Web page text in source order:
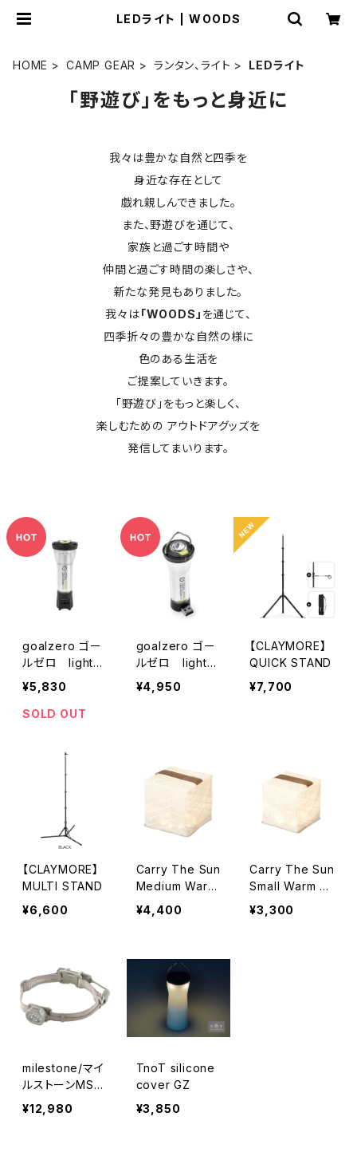
LEDライト | WOODS
HOME CAMP GEAR ランタン、ライト LEDライト
「野遊び」をもっと身近に
我々は豊かな自然と四季を
身近な存在として
戯れ親しんできました。
また、野遊びを通じて、
家族と過ごす時間や
仲間と過ごす時間の楽しさや、
新たな発見もありました。
我々は「WOODS」 を通じて、
四季折々の豊かな自然の様に
色のある生活を
ご提案していきます。
「野遊び」をもっと楽しく、
楽しむための アウトドアグッズを
発信してまいります。
goalzero ゴー
ルゼロ lighth
ouse micro Ch
arge
¥5,830
SOLD OUT
goalzero ゴー
ルゼロ lighth
ouse micro fla
¥4,950
【CLAYMORE】
QUICK STAND
¥7,700
【CLAYMORE】
MULTI STAND
¥6,600
Carry The Sun
Medium Warm
Light / Black B
¥4,400
Carry The Sun
Small Warm Li
ght / Black Be
¥3,300
milestone/マイ
ルストーンMS-i1
Endurance Mo
del エンデュラ
¥12,980
TnoT silicone
cover GZ
¥3,850